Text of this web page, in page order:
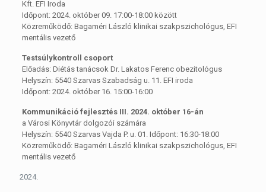
Kft. EFI Iroda
Időpont: 2024. október 09. 17:00-18:00 között
Közreműködő: Bagaméri László klinikai szakpszichológus, EFI
mentális vezető
Testsúlykontroll csoport
Előadás: Diétás tanácsok Dr. Lakatos Ferenc obezitológus
Helyszín: 5540 Szarvas Szabadság u. 11. EFI iroda
Időpont: 2024. október 16. 15:00-16:00
Kommunikáció fejlesztés III. 2024. október 16-án
a Városi Könyvtár dolgozói számára
Helyszín: 5540 Szarvas Vajda P. u. 01. Időpont: 16:30-18:00
Közreműködő: Bagaméri László klinikai szakpszichológus, EFI
mentális vezető